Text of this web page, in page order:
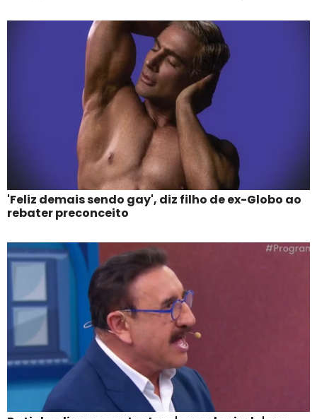
'Feliz demais sendo gay', diz filho de ex-Globo ao
rebater preconceito